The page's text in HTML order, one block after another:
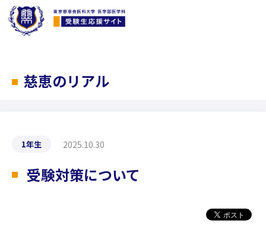
慈恵のリアル
受験対策について
1年生 2025.10.30